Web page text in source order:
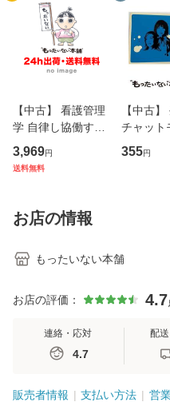
【中古】 看護管理
学 自律し協働する
専門職の看護マネ
ジメントスキル 改
恵 藤本幸三 / 南江
堂 [単行
3,969円
送料無料
【中古
チャット
キューン
[CD]【メ
355円
お店の情報
もったいない本舗
お店の評価： 4.7
連絡・応対
4.7
配
販売者情報 支払い方法 営